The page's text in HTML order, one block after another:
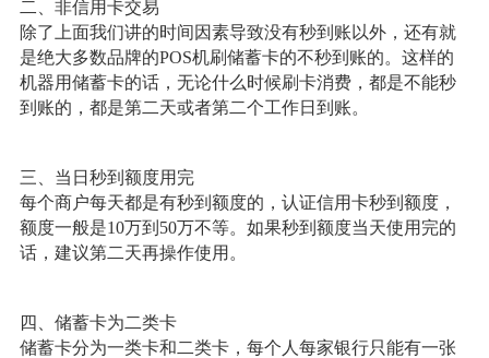
二、非信用卡交易
除了上面我们讲的时间因素导致没有秒到账以外，还有就
是绝大多数品牌的POS机刷储蓄卡的不秒到账的。这样的
机器用储蓄卡的话，无论什么时候刷卡消费，都是不能秒
到账的，都是第二天或者第二个工作日到账。
三、当日秒到额度用完
每个商户每天都是有秒到额度的，认证信用卡秒到额度，
额度一般是10万到50万不等。如果秒到额度当天使用完的
话，建议第二天再操作使用。
四、储蓄卡为二类卡
储蓄卡分为一类卡和二类卡，每个人每家银行只能有一张